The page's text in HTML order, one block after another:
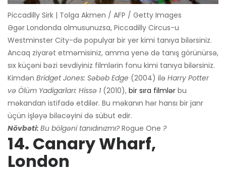
Piccadilly Sirk | Tolga Akmen / AFP / Getty Images
Əgər Londonda olmusunuzsa, Piccadilly Circus-u
Westminster City-də populyar bir yer kimi tanıya bilərsiniz.
Ancaq ziyarət etməmisiniz, amma yenə də tanış görünürsə,
sıx küçəni bəzi sevdiyiniz filmlərin fonu kimi tanıya bilərsiniz.
Kimdən Bridget Jones: Səbəb Edge (2004) ilə Harry Potter
və Ölüm Yadigarları: Hissə 1 (2010), bir sıra filmlər bu
məkandan istifadə etdilər. Bu məkanın hər hansı bir janr
üçün işləyə biləcəyini də sübut edir.
Növbəti: Bu bölgəni tanıdınızmı?Rogue One ?
14. Canary Wharf,
London